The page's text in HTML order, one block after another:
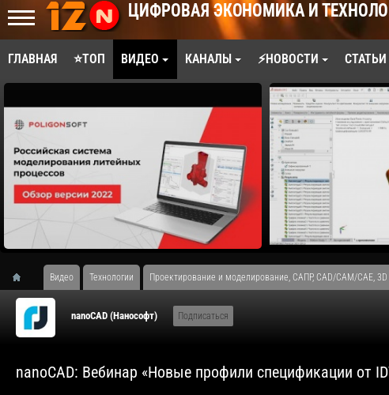
ЦИФРОВАЯ ЭКОНОМИКА И
ГЛАВНАЯ ⭐ТОП ВИДЕО КАНАЛЫ ⚡НОВОСТИ СТАТЬИ
Видео Технологии Проектирование и моделирование, САПР, CAD/CAM/CAE, 3D
nanoCAD (Нанософт) Подписаться
nanoCAD: Вебинар «Новые профили спецификации от